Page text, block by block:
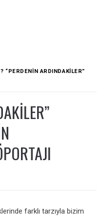
“PERDENIN ARDINDAKILER”
farklı tarzıyla bizim